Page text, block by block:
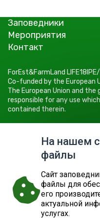
Заповедники
Мероприятия
Контакт
ДЕПАРТАМЕНТ
ForEst&FarmLand
Co-funded by the European
The European Union and
responsible for any use
contained therein.
Roheline 64, 80010 Pärnu
Tel +372 662 5999
E-post:
На нашем
файлы
Cайт
файлы для
его
актуальной
услугах.